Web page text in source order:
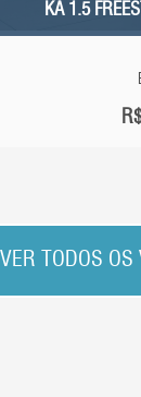
KA 1.5
VER TODOS OS